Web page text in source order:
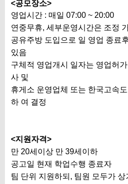
<공모장소>
영업시간 : 매일 07:00 ~ 20:00
연중무휴, 세부운영시간은 조정
공유주방 도입으로 일 영업 종료
있음
구체적 영업개시 일자는 영업허
사 및
휴게소 운영업체 또는 한국고속
하 여 결정
<지원자격>
만 20세이상 만 39세이하
공고일 현재 학업수행 종료자
팀 단위 지원하되, 팀원 모두가